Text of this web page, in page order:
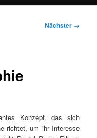
Nächster →
Konzept, das sich
richtet, um ihr Interesse